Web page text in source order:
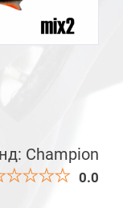
Champion
0.0